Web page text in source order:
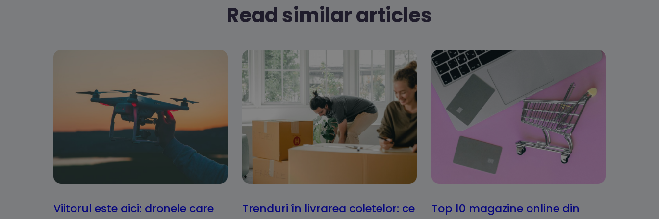
Read similar articles
Viitorul este aici: dronele care
Trenduri în livrarea coletelor: ce
Top 10 magazine online din